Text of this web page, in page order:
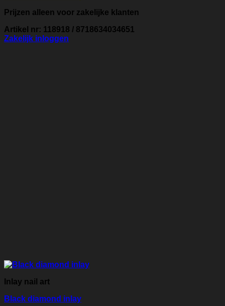
Prijzen alleen voor zakelijke klanten
Artikel nr: 118918 / 8718634034651
Zakelijk inloggen
Inlay nail art
Black diamond inlay